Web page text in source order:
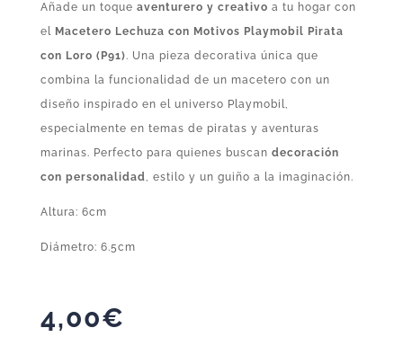
Añade un toque aventurero y creativo a tu hogar con
el Macetero Lechuza con Motivos Playmobil Pirata
con Loro (P91). Una pieza decorativa única que
combina la funcionalidad de un macetero con un
diseño inspirado en el universo Playmobil,
especialmente en temas de piratas y aventuras
marinas. Perfecto para quienes buscan decoración
con personalidad, estilo y un guiño a la imaginación.
Altura: 6cm
Diámetro: 6.5cm
4,00€